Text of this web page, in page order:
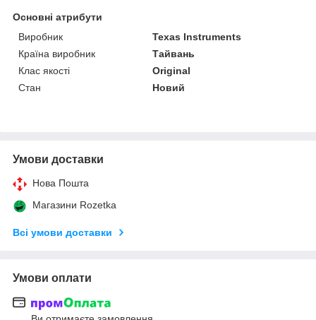
Основні атрибути
Виробник
Texas Instruments
Країна виробник
Тайвань
Клас якості
Original
Стан
Новий
Умови доставки
Нова Пошта
Магазини Rozetka
Всі умови доставки
Умови оплати